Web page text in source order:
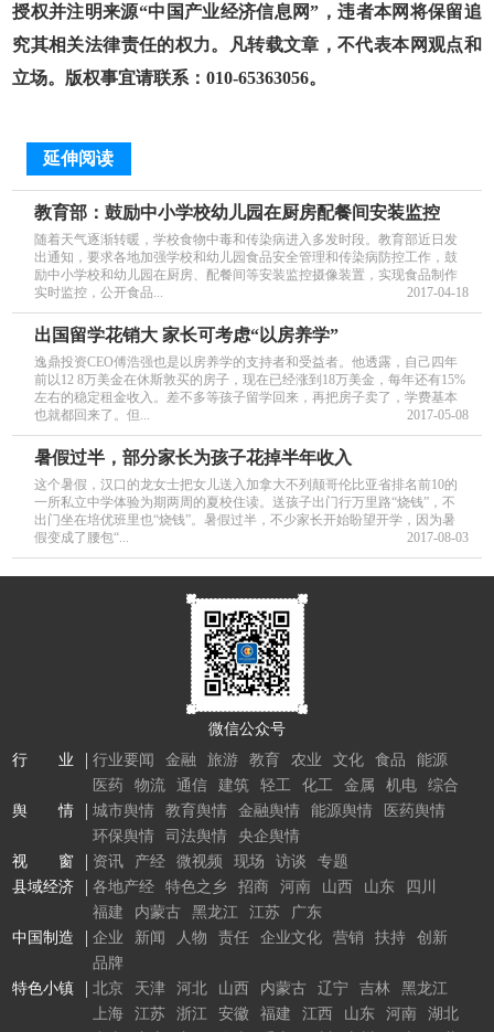
授权并注明来源“中国产业经济信息网”，违者本网将保留追
究其相关法律责任的权力。凡转载文章，不代表本网观点和
立场。版权事宜请联系：010-65363056。
延伸阅读
教育部：鼓励中小学校幼儿园在厨房配餐间安装监控
随着天气逐渐转暖，学校食物中毒和传染病进入多发时段。教育部近日发
出通知，要求各地加强学校和幼儿园食品安全管理和传染病防控工作，鼓
励中小学校和幼儿园在厨房、配餐间等安装监控摄像装置，实现食品制作
实时监控，公开食品...
2017-04-18
出国留学花销大 家长可考虑“以房养学”
逸鼎投资CEO傅浩强也是以房养学的支持者和受益者。他透露，自己四年
前以12 8万美金在休斯敦买的房子，现在已经涨到18万美金，每年还有15%
左右的稳定租金收入。差不多等孩子留学回来，再把房子卖了，学费基本
也就都回来了。但...
2017-05-08
暑假过半，部分家长为孩子花掉半年收入
这个暑假，汉口的龙女士把女儿送入加拿大不列颠哥伦比亚省排名前10的
一所私立中学体验为期两周的夏校住读。送孩子出门行万里路“烧钱”，不
出门坐在培优班里也“烧钱”。暑假过半，不少家长开始盼望开学，因为暑
假变成了腰包“...
2017-08-03
微信公众号
行 业
行业要闻 金融 旅游 教育 农业 文化 食品
能源
医药
物流 通信 建筑 轻工 化工 金属 机电
综合
舆 情
城市舆情 教育舆情 金融舆情 能源舆情
医药舆情
环保舆情
司法舆情
央企舆情
视 窗
资讯 产经 微视频 现场 访谈
专题
县域经济
各地产经 特色之乡 招商 河南 山西 山东
四川
福建
内蒙古 黑龙江 江苏
广东
中国制造
企业 新闻 人物 责任 企业文化 营销 扶持
创新
品牌
特色小镇
北京 天津 河北 山西 内蒙古 辽宁 吉林
黑龙江
上海
江苏 浙江 安徽 福建 江西 山东 河南
湖北